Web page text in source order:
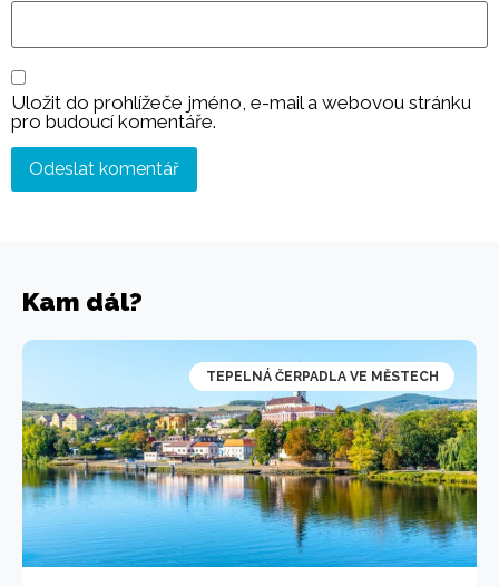
Uložit do prohlížeče jméno, e-mail a webovou stránku
pro budoucí komentáře.
Kam dál?
TEPELNÁ ČERPADLA VE MĚSTECH